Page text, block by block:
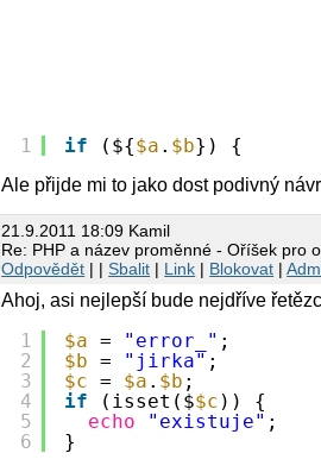
1 if (${$a . $b}) {
Ale přijde mi to jako dost podivný
21.9.2011 18:09 Kamil
Re: PHP a název proměnné - Oříšek pro
Odpovědět | |Sbalit | Link | Blokovat |
Ahoj, asi nejlepší bude nejdříve
1
2
3
4
5
6
$a = "error_" ;
$b = "jirka" ;
$c = $a . $b ;
if
(isset($$c )) {
echo
"existuje" ;
}